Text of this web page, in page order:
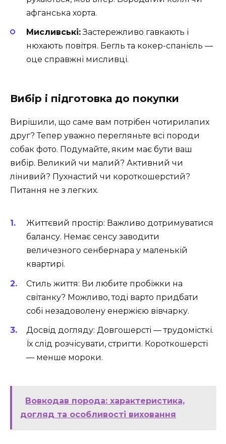
афганська хорта.
Мисливські:Застережливо гавкають і
нюхають повітря. Бегль та кокер-спанієль —
оце справжні мисливці.
Вибір і підготовка до покупки
Вирішили, що саме вам потрібен чотирилапих
друг? Тепер уважно перегляньте всі породи
собак фото. Подумайте, яким має бути ваш
вибір. Великий чи малий? Активний чи
лінивий? Пухнастий чи короткошерстий?
Питання не з легких.
Життєвий простір: Важливо дотримуватися
балансу. Немає сенсу заводити
величезного сенбернара у маленькій
квартирі.
Стиль життя: Ви любите пробіжки на
світанку? Можливо, тоді варто придбати
собі незадоволену енержією вівчарку.
Досвід догляду: Довгошерсті — трудомісткі.
Їх слід розчісувати, стригти. Короткошерсті
— менше мороки.
Вовкодав порода: характеристика,
догляд та особливості виховання